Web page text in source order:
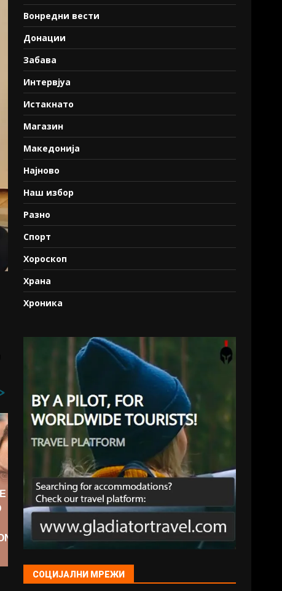
Вонредни вести
Донации
Забава
Интервјуа
Истакнато
Магазин
Македонија
Најново
Наш избор
Разно
Спорт
Хороскоп
Храна
Хроника
СОЦИЈАЛНИ МРЕЖИ